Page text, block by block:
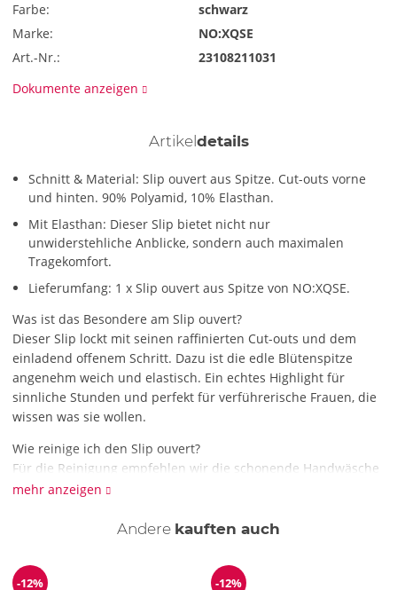
Farbe:
schwarz
Marke:
NO:XQSE
Art.-Nr.:
23108211031
Dokumente anzeigen
Artikel details
Schnitt & Material: Slip ouvert aus Spitze. Cut-outs vorne
und hinten. 90% Polyamid, 10% Elasthan.
Mit Elasthan: Dieser Slip bietet nicht nur
unwiderstehliche Anblicke, sondern auch maximalen
Tragekomfort.
Lieferumfang: 1 x Slip ouvert aus Spitze von NO:XQSE.
Was ist das Besondere am Slip ouvert?
Dieser Slip lockt mit seinen raffinierten Cut-outs und dem
einladend offenem Schritt. Dazu ist die edle Blütenspitze
angenehm weich und elastisch. Ein echtes Highlight für
sinnliche Stunden und perfekt für verführerische Frauen, die
wissen was sie wollen.
Wie reinige ich den Slip ouvert?
Für die Reinigung empfehlen wir die schonende Handwäsche
mit Feinwaschmittel.
mehr anzeigen
Andere kauften auch
-12% -12%